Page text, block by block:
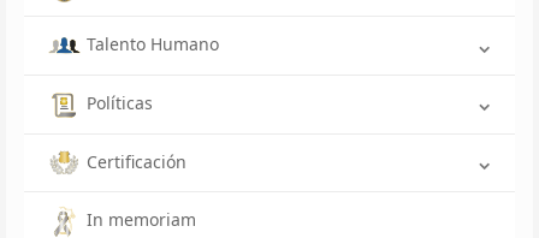
Talento Humano
Políticas
Certificación
In memoriam